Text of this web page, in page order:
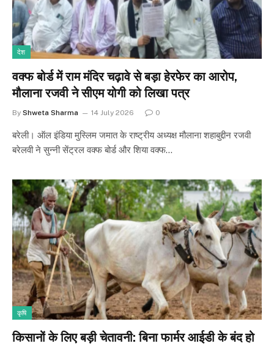
देश
वक्फ बोर्ड में राम मंदिर चढ़ावे से बड़ा हेरफेर का आरोप,
मौलाना रजवी ने सीएम योगी को लिखा पत्र
By Shweta Sharma 14 July 2026 0
बरेली। ऑल इंडिया मुस्लिम जमात के राष्ट्रीय अध्यक्ष मौलाना शहाबुद्दीन रजवी
बरेलवी ने सुन्नी सेंट्रल वक्फ बोर्ड और शिया वक्फ…
कृषि
किसानों के लिए बड़ी चेतावनी: बिना फार्मर आईडी के बंद हो